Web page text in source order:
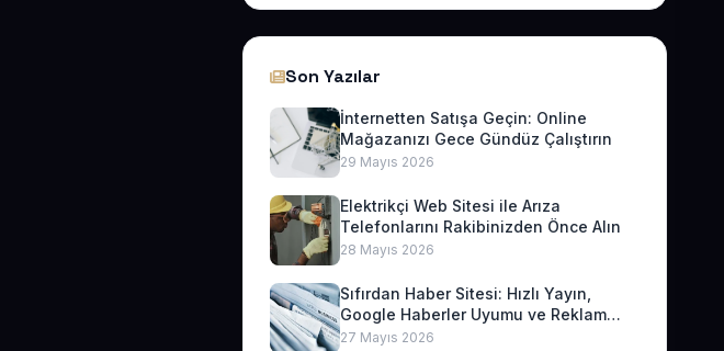
Son Yazılar
İnternetten Satışa Geçin: Online
Mağazanızı Gece Gündüz Çalıştırın
29 Mayıs 2026
Elektrikçi Web Sitesi ile Arıza
Telefonlarını Rakibinizden Önce Alın
28 Mayıs 2026
Sıfırdan Haber Sitesi: Hızlı Yayın,
Google Haberler Uyumu ve Reklam
Geliri
27 Mayıs 2026